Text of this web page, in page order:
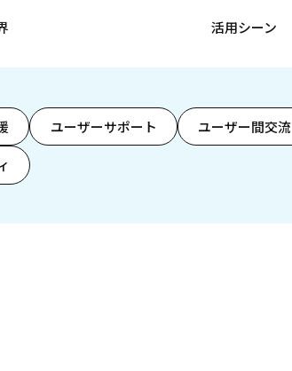
活用シーン
ユーザーサポート ユーザー間交流